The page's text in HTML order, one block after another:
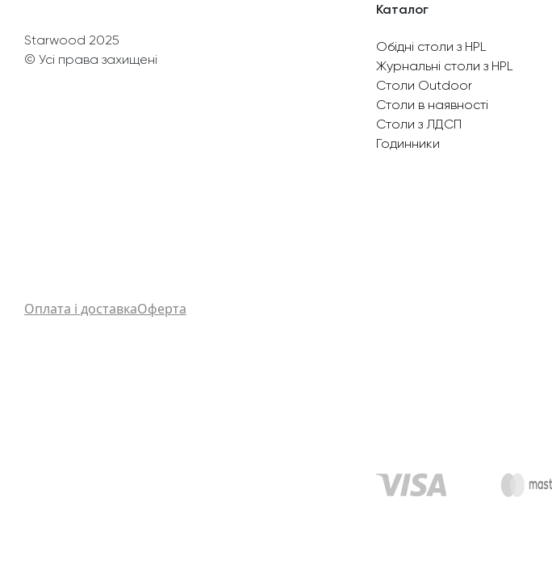
Starwood 2025
© Усі права захищені
Каталог
Обідні столи з HPL
Журнальні столи з HPL
Столи Outdoor
Столи в наявності
Столи з ЛДСП
Годинники
Оплата і доставкаОферта